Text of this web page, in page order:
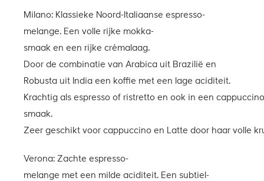
Milano: Klassieke Noord­-Italiaanse espresso­
melange. Een volle rijke mokka­
smaak en een rijke créma­laag.
Door de combinatie van Arabica uit Brazilië en
Robusta uit India een koffie met een lage aciditeit.
Krachtig als espresso of ristretto en ook in een
smaak.
Zeer geschikt voor cappuccino en Latte door haar volle
Verona: Zachte espresso­
melange met een milde aciditeit. Een subtiel­